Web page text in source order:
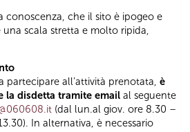
conoscenza, che il sito è ipogeo e
scala stretta e molto ripida,
partecipare all’attività prenotata, è
la disdetta tramite email al seguente
(dal lun.al giov. ore 8.30 –
In alternativa, è necessario